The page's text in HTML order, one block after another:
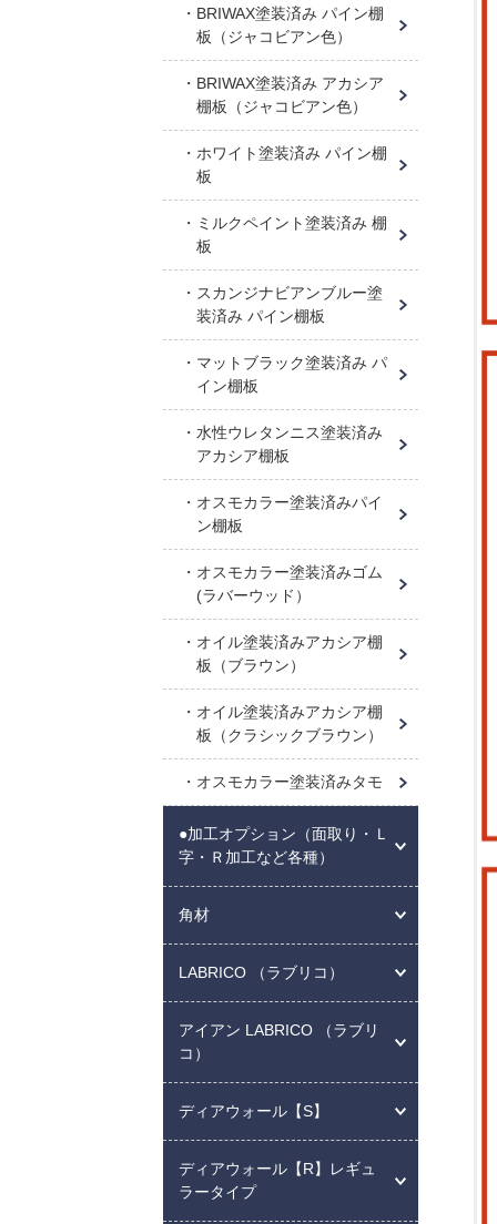
BRIWAX塗装済み パイン棚
板（ジャコビアン色）
BRIWAX塗装済み アカシア
棚板（ジャコビアン色）
ホワイト塗装済み パイン棚
板
ミルクペイント塗装済み 棚
板
スカンジナビアンブルー塗
装済み パイン棚板
マットブラック塗装済み パ
イン棚板
水性ウレタンニス塗装済み
アカシア棚板
オスモカラー塗装済みパイ
ン棚板
オスモカラー塗装済みゴム
(ラバーウッド）
オイル塗装済みアカシア棚
板（ブラウン）
オイル塗装済みアカシア棚
板（クラシックブラウン）
オスモカラー塗装済みタモ
●加工オプション（面取り・Ｌ
字・Ｒ加工など各種）
角材
LABRICO （ラブリコ）
アイアン LABRICO （ラブリ
コ）
ディアウォール【S】
ディアウォール【R】レギュ
ラータイプ